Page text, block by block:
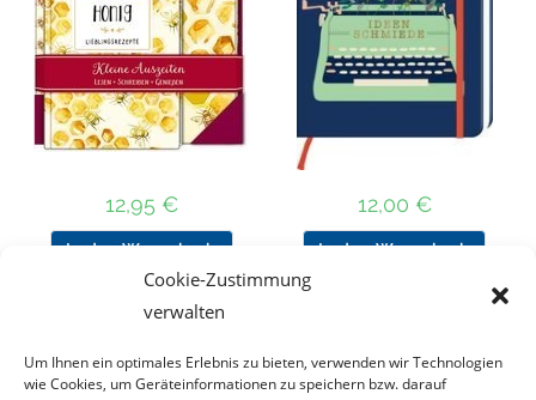
Cookie-Zustimmung
verwalten
Um Ihnen ein optimales Erlebnis zu bieten, verwenden wir Technologien
wie Cookies, um Geräteinformationen zu speichern bzw. darauf
12,95 €
In den Warenkorb
12,00 €
In den Warenkorb
Nach Preis filtern